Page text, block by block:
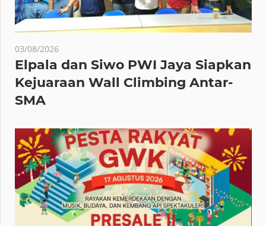
03/08/2026
Elpala dan Siwo PWI Jaya Siapkan
Kejuaraan Wall Climbing Antar-
SMA